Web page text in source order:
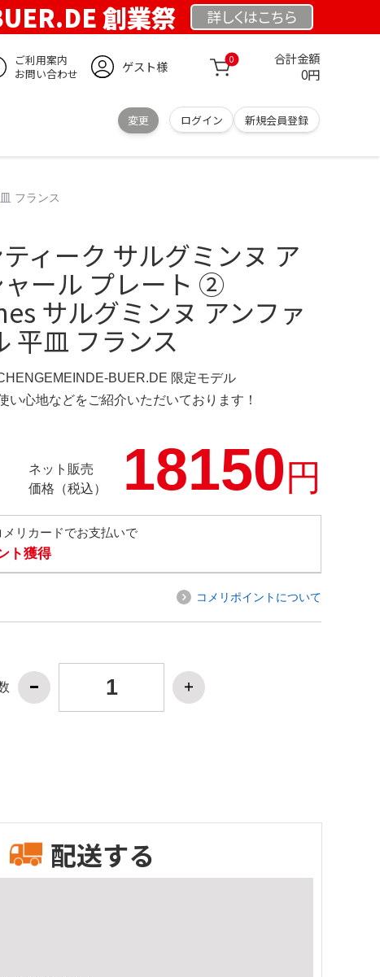
創業祭 詳しくはこちら
ご利用案内
お問い合わせ
ゲスト様 0 合計金額
0円
変更 ログイン 新規会員登録
フランス
ィーク サルグミンヌ ア
ール プレート ②
サルグミンヌ アンファ
平皿 フランス
BUER.DE 限定モデル
い心地などをご紹介いただいております！
ネット販売
価格（税込）
18150円
リカードでお支払いで
ト獲得
コメリポイントについて
配送する